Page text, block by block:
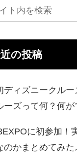
の投稿
ディズニークル
ーズって何？何が
に初参加！
のかまとめてみた